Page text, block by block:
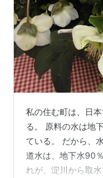
私の住む町は、日
る。 原料の水は地
ている。 だから、
道水は、地下水90
れが、淀川から取